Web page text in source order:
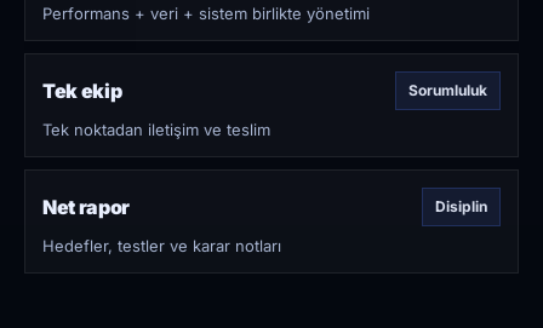
Performans + veri + sistem birlikte yönetimi
Tek ekip Sorumluluk
Tek noktadan iletişim ve teslim
Net rapor Disiplin
Hedefler, testler ve karar notları